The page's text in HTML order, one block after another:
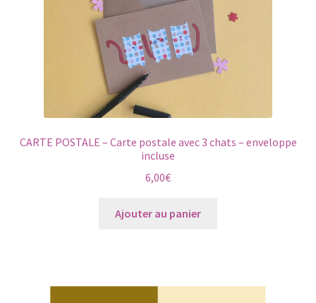
CARTE POSTALE – Carte postale avec 3 chats – enveloppe
incluse
6,00€
Ajouter au panier